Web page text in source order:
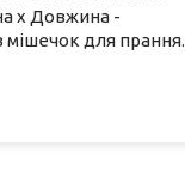
х Довжина -
мішечок для прання.